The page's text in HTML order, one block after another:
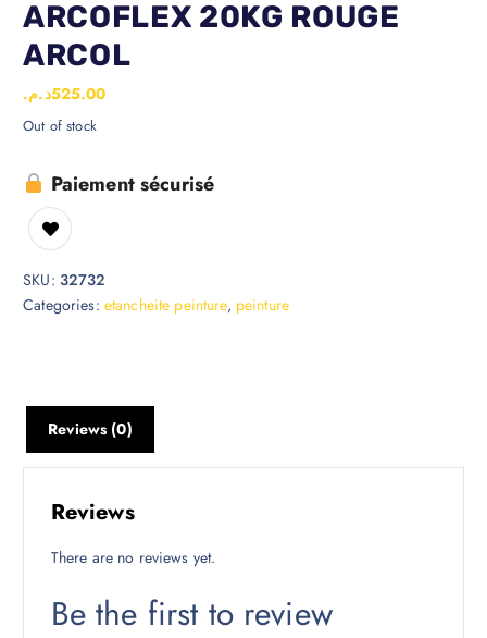
ARCOFLEX 20KG ROUGE
ARCOL
525.00د.م.
Out of stock
Paiement sécurisé
SKU: 32732
Categories: etancheite peinture, peinture
Reviews (0)
Reviews
There are no reviews yet.
Be the first to review